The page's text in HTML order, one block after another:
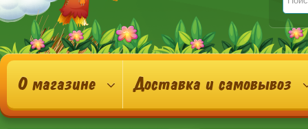
О магазине Доставка и самовывоз